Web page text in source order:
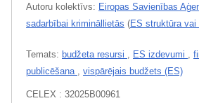
Autoru kolektīvs: Eiropas Savienības
sadarbībai krimināllietās (ES struktūra vai
Temats: budžeta resursi ES izdevumi
publicēšana
vispārējais budžets (ES)
CELEX : 32025B00961